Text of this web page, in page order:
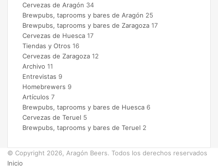
Cervezas de Aragón 34
Brewpubs, taprooms y bares de Aragón 25
Brewpubs, taprooms y bares de Zaragoza 17
Cervezas de Huesca 17
Tiendas y Otros 16
Cervezas de Zaragoza 12
Archivo 11
Entrevistas 9
Homebrewers 9
Artículos 7
Brewpubs, taprooms y bares de Huesca 6
Cervezas de Teruel 5
Brewpubs, taprooms y bares de Teruel 2
© Copyright 2026, Aragón Beers. Todos los derechos reservados
Inicio